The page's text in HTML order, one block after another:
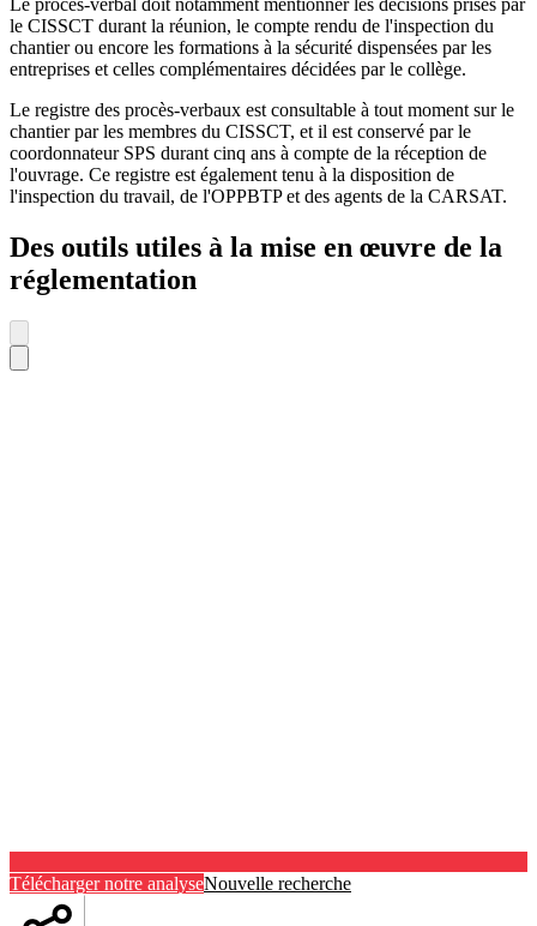
Le procès-verbal doit notamment mentionner les décisions prises par
le CISSCT durant la réunion, le compte rendu de l'inspection du
chantier ou encore les formations à la sécurité dispensées par les
entreprises et celles complémentaires décidées par le collège.
Le registre des procès-verbaux est consultable à tout moment sur le
chantier par les membres du CISSCT, et il est conservé par le
coordonnateur SPS durant cinq ans à compte de la réception de
l'ouvrage. Ce registre est également tenu à la disposition de
l'inspection du travail, de l'OPPBTP et des agents de la CARSAT.
Des outils utiles à la mise en œuvre de la
réglementation
Télécharger notre analyseNouvelle recherche